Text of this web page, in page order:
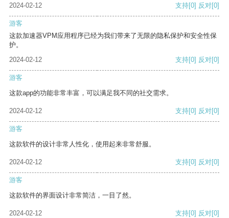
2024-02-12
支持[0] 反对[0]
游客
这款加速器VPM应用程序已经为我们带来了无限的隐私保护和安全性保
护。
2024-02-12
支持[0] 反对[0]
游客
这款app的功能非常丰富，可以满足我不同的社交需求。
2024-02-12 支持[0] 反对[0]
游客
这款软件的设计非常人性化，使用起来非常舒服。
2024-02-12 支持[0] 反对[0]
游客
这款软件的界面设计非常简洁，一目了然。
2024-02-12 支持[0] 反对[0]